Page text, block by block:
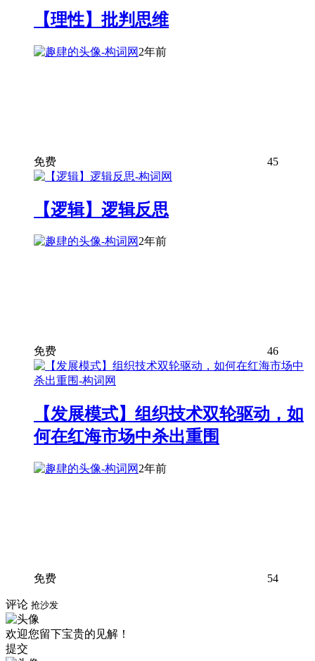
【理性】批判思维
2年前
免费 45
【逻辑】逻辑反思
2年前
免费 46
【发展模式】组织技术双轮驱动，如
何在红海市场中杀出重围
2年前
免费 54
评论 抢沙发
欢迎您留下宝贵的见解！
提交